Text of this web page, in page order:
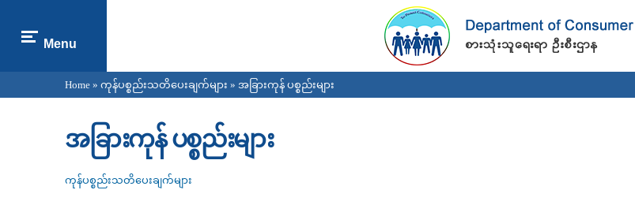
main
content
Menu
You are here
Home » ကုန်ပစ္စည်းသတိပေးချက်များ » အခြားကုန် ပစ္စည်းများ
အခြားကုန် ပစ္စည်းများ
ကုန်ပစ္စည်းသတိပေးချက်များ